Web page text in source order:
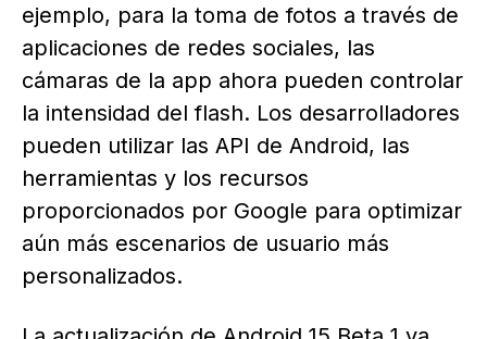
ejemplo, para la toma de fotos a través de
aplicaciones de redes sociales, las
cámaras de la app ahora pueden controlar
la intensidad del flash. Los desarrolladores
pueden utilizar las API de Android, las
herramientas y los recursos
proporcionados por Google para optimizar
aún más escenarios de usuario más
personalizados.